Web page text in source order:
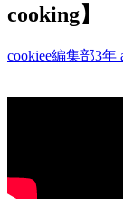
cooking】
cookiee編集部3年